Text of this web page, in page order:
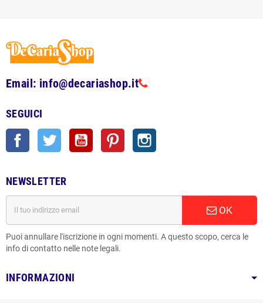
Email: info@decariashop.it
SEGUICI
Facebook Twitter YouTube Pinterest
NEWSLETTER
OK
Puoi annullare l'iscrizione in ogni momenti. A questo scopo, cerca le
info di contatto nelle note legali.
INFORMAZIONI